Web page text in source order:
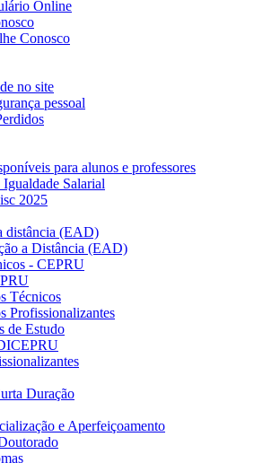
Online
Conosco
no site
pessoal
para alunos e professores
Salarial
2025
distância (EAD)
a Distância (EAD)
- CEPRU
Técnicos
Profissionalizantes
de Estudo
Duração
e Aperfeiçoamento